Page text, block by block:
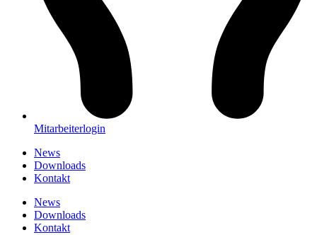
Mitarbeiterlogin
News
Downloads
Kontakt
News
Downloads
Kontakt